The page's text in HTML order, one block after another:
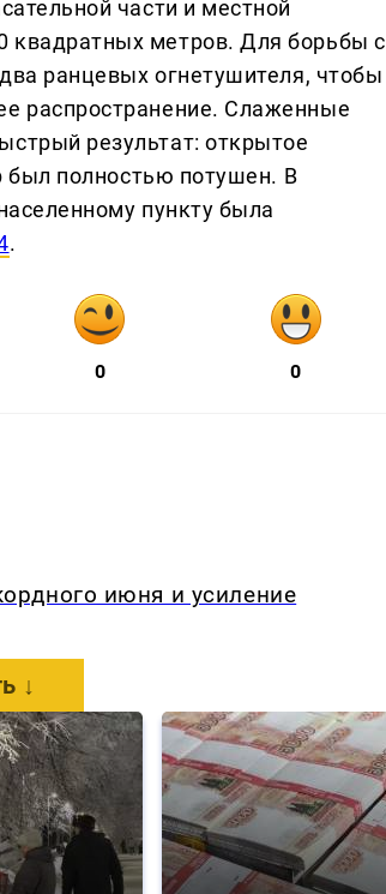
части и местной
квадратных метров. Для борьбы с
ранцевых огнетушителя, чтобы
распространение. Слаженные
результат: открытое
был полностью потушен. В
пункту была
.
0 0
июня и усиление
↓